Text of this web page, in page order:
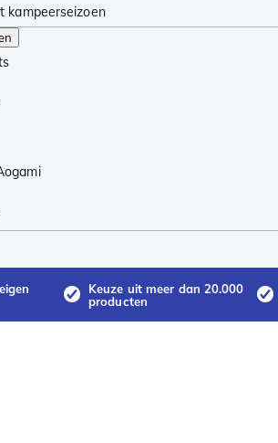
kampeerseizoen
Keuze uit meer dan 20.000
producten